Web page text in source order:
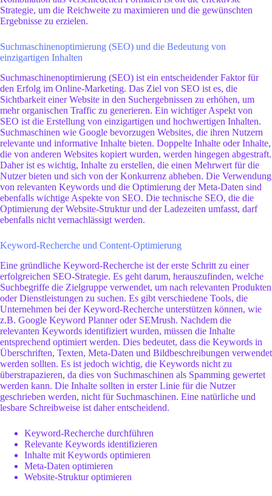
Strategie, um die Reichweite zu maximieren und die gewünschten
Ergebnisse zu erzielen.
Suchmaschinenoptimierung (SEO) und die Bedeutung von
einzigartigen Inhalten
Suchmaschinenoptimierung (SEO) ist ein entscheidender Faktor für
den Erfolg im Online-Marketing. Das Ziel von SEO ist es, die
Sichtbarkeit einer Website in den Suchergebnissen zu erhöhen, um
mehr organischen Traffic zu generieren. Ein wichtiger Aspekt von
SEO ist die Erstellung von einzigartigen und hochwertigen Inhalten.
Suchmaschinen wie Google bevorzugen Websites, die ihren Nutzern
relevante und informative Inhalte bieten. Doppelte Inhalte oder Inhalte,
die von anderen Websites kopiert wurden, werden hingegen abgestraft.
Daher ist es wichtig, Inhalte zu erstellen, die einen Mehrwert für die
Nutzer bieten und sich von der Konkurrenz abheben. Die Verwendung
von relevanten Keywords und die Optimierung der Meta-Daten sind
ebenfalls wichtige Aspekte von SEO. Die technische SEO, die die
Optimierung der Website-Struktur und der Ladezeiten umfasst, darf
ebenfalls nicht vernachlässigt werden.
Keyword-Recherche und Content-Optimierung
Eine gründliche Keyword-Recherche ist der erste Schritt zu einer
erfolgreichen SEO-Strategie. Es geht darum, herauszufinden, welche
Suchbegriffe die Zielgruppe verwendet, um nach relevanten Produkten
oder Dienstleistungen zu suchen. Es gibt verschiedene Tools, die
Unternehmen bei der Keyword-Recherche unterstützen können, wie
z.B. Google Keyword Planner oder SEMrush. Nachdem die
relevanten Keywords identifiziert wurden, müssen die Inhalte
entsprechend optimiert werden. Dies bedeutet, dass die Keywords in
Überschriften, Texten, Meta-Daten und Bildbeschreibungen verwendet
werden sollten. Es ist jedoch wichtig, die Keywords nicht zu
überstrapazieren, da dies von Suchmaschinen als Spamming gewertet
werden kann. Die Inhalte sollten in erster Linie für die Nutzer
geschrieben werden, nicht für Suchmaschinen. Eine natürliche und
lesbare Schreibweise ist daher entscheidend.
Keyword-Recherche durchführen
Relevante Keywords identifizieren
Inhalte mit Keywords optimieren
Meta-Daten optimieren
Website-Struktur optimieren